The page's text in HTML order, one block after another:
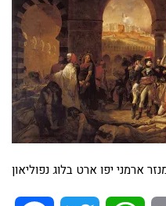
ארמני יפו ארט בלוג נפוליאון